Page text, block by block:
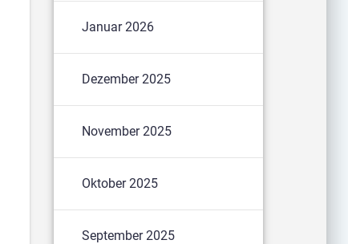
Januar 2026
Dezember 2025
November 2025
Oktober 2025
September 2025